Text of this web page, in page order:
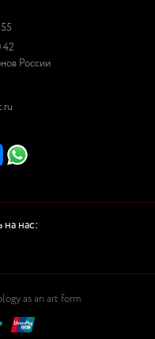
42
России
на нас:
as an art form